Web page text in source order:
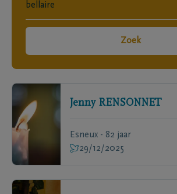
Zoek
Jenny RENSONNET
Esneux - 82 jaar
29/12/2025